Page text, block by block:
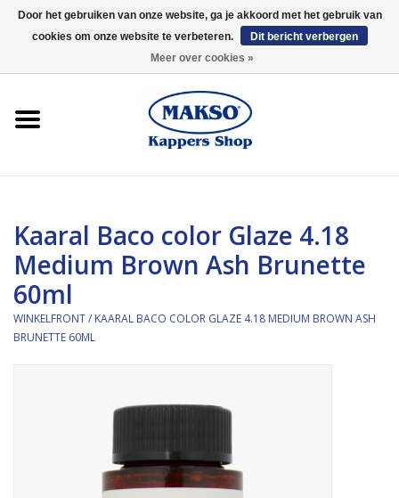
0 Artikelen - €0,00
Kaaral
360
Merken
Kaaral Baco color Glaze 4.18
Medium Brown Ash Brunette
60ml
WINKELFRONT/ KAARAL BACO COLOR GLAZE 4.18 MEDIUM BROWN ASH
BRUNETTE 60ML
Door het gebruiken van onze website, ga je akkoord met het gebruik van
cookies om onze website te verbeteren.
Dit bericht verbergen
Meer over cookies »